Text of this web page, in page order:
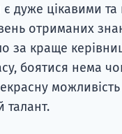
є дуже цікавими
отриманих
за краще
боятися нема
талант.